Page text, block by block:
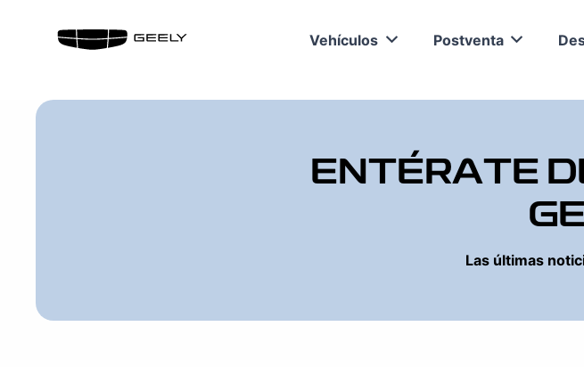
Vehículos Postventa
ENTÉRATE
Las últimas